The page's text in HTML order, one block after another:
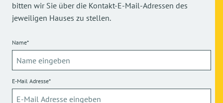
bitten wir Sie über die Kontakt-E-Mail-Adressen des
jeweiligen Hauses zu stellen.
Name*
E-Mail Adresse*